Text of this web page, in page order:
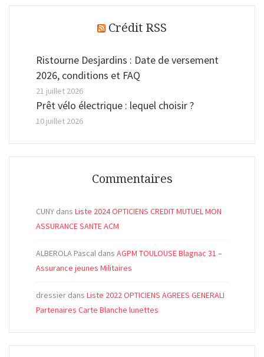
Crédit RSS
Ristourne Desjardins : Date de versement
2026, conditions et FAQ
21 juillet 2026
Prêt vélo électrique : lequel choisir ?
10 juillet 2026
Commentaires
CUNY dans Liste 2024 OPTICIENS CREDIT MUTUEL MON
ASSURANCE SANTE ACM
ALBEROLA Pascal dans AGPM TOULOUSE Blagnac 31 –
Assurance jeunes Militaires
dressier dans Liste 2022 OPTICIENS AGREES GENERALI
Partenaires Carte Blanche lunettes